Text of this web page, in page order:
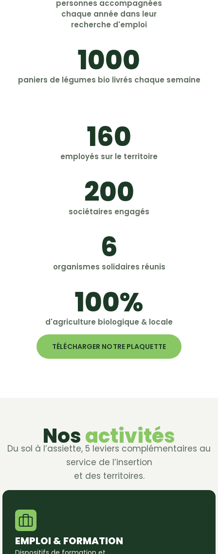
personnes accompagnées
chaque année dans leur
recherche d'emploi
paniers de légumes bio livrés chaque semaine
1000
employés sur le territoire
160
sociétaires engagés
200
organismes solidaires réunis
6
d'agriculture biologique & locale
100%
TÉLÉCHARGER NOTRE PLAQUETTE
Nosactivités
Du sol à l’assiette, 5 leviers complémentaires au
service de l’insertion
et des territoires.
EMPLOI & FORMATION